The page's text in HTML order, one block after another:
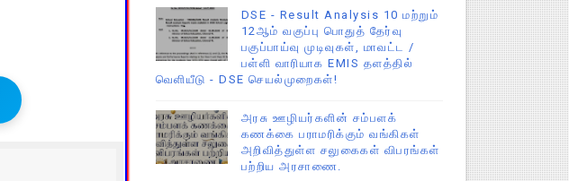
DSE - Result Analysis 10 மற்றும்
12ஆம் வகுப்பு பொதுத் தேர்வு
பகுப்பாய்வு முடிவுகள், மாவட்ட /
பள்ளி வாரியாக EMIS தளத்தில்
வெளியீடு - DSE செயல்முறைகள்!
அரசு ஊழியர்களின் சம்பளக்
கணக்கை பராமரிக்கும் வங்கிகள்
அறிவித்துள்ள சலுகைகள் விபரங்கள்
பற்றிய அரசாணை.